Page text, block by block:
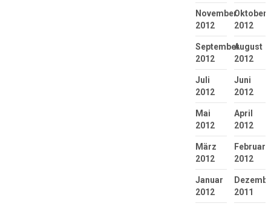
November
2012
Oktober
2012
September
2012
August
2012
Juli
2012
Juni
2012
Mai
2012
April
2012
März
2012
Februar
2012
Januar
2012
2011